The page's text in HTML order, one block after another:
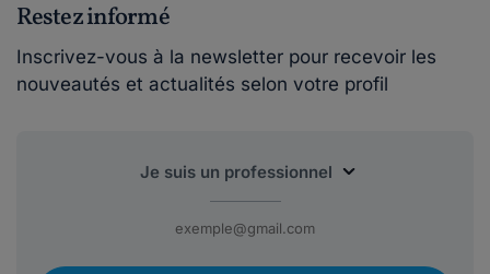
Restez informé
Inscrivez-vous à la newsletter pour recevoir les
nouveautés et actualités selon votre profil